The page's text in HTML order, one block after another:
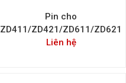
Pin cho
ZD411/ZD421/ZD611/ZD621
Liên hệ